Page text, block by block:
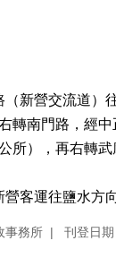
（新營交流道）
轉南門路，經
所），再右轉
營客運往鹽水方
事務所
刊登日